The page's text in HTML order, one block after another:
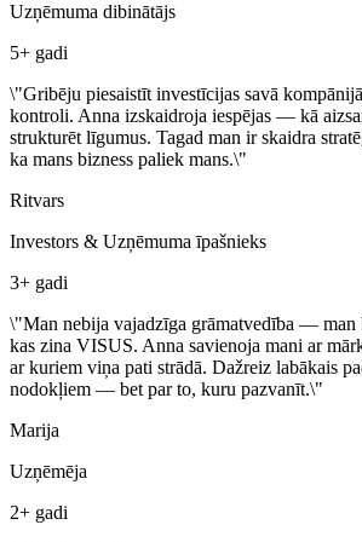
Uzņēmuma dibinātājs
5+ gadi
\"Gribēju piesaistīt investīcijas savā
kontroli. Anna izskaidroja iespējas — kā
strukturēt līgumus. Tagad man ir skaidra
ka mans bizness paliek mans.\"
Ritvars
Investors & Uzņēmuma īpašnieks
3+ gadi
\"Man nebija vajadzīga grāmatvedība — man
kas zina VISUS. Anna savienoja mani ar
ar kuriem viņa pati strādā. Dažreiz labākais
nodokļiem — bet par to, kuru pazvanīt.\"
Marija
Uzņēmēja
2+ gadi